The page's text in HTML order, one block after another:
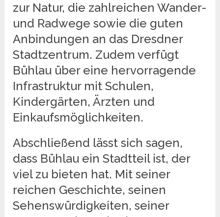
zur Natur, die zahlreichen Wander-
und Radwege sowie die guten
Anbindungen an das Dresdner
Stadtzentrum. Zudem verfügt
Bühlau über eine hervorragende
Infrastruktur mit Schulen,
Kindergärten, Ärzten und
Einkaufsmöglichkeiten.
Abschließend lässt sich sagen,
dass Bühlau ein Stadtteil ist, der
viel zu bieten hat. Mit seiner
reichen Geschichte, seinen
Sehenswürdigkeiten, seiner